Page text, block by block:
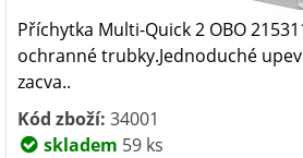
Příchytka Multi-Quick 2 OBO
ochranné trubky.Jednoduché
zacva..
Kód zboží: 34001
skladem 59 ks